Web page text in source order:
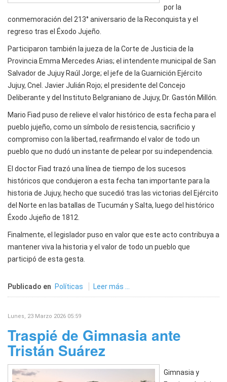
por la
conmemoración del 213° aniversario de la Reconquista y el
regreso tras el Éxodo Jujeño.
Participaron también la jueza de la Corte de Justicia de la
Provincia Emma Mercedes Arias; el intendente municipal de San
Salvador de Jujuy Raúl Jorge; el jefe de la Guarnición Ejército
Jujuy, Cnel. Javier Julián Rojo; el presidente del Concejo
Deliberante y del Instituto Belgraniano de Jujuy, Dr. Gastón Millón.
Mario Fiad puso de relieve el valor histórico de esta fecha para el
pueblo jujeño, como un símbolo de resistencia, sacrificio y
compromiso con la libertad, reafirmando el valor de todo un
pueblo que no dudó un instante de pelear por su independencia.
El doctor Fiad trazó una línea de tiempo de los sucesos
históricos que condujeron a esta fecha tan importante para la
historia de Jujuy, hecho que sucedió tras las victorias del Ejército
del Norte en las batallas de Tucumán y Salta, luego del histórico
Éxodo Jujeño de 1812.
Finalmente, el legislador puso en valor que este acto contribuya a
mantener viva la historia y el valor de todo un pueblo que
participó de esta gesta.
Publicado en Políticas Leer más ...
Lunes, 23 Marzo 2026 05:59
Traspié de Gimnasia ante
Tristán Suárez
Gimnasia y